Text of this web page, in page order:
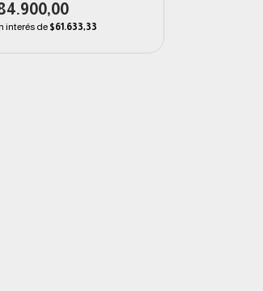
interés de $61.633,33